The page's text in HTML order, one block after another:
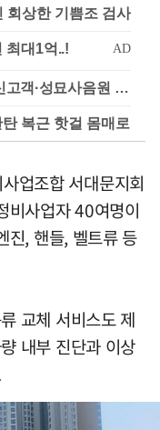
상한 기쁨조 검사
'가성비 워터밤' 한강수영장…문신고객·성묘사음원 민원
복근 핫걸 몸매로
업조합 서대문지회
비사업자 40여명이
진, 핸들, 벨트류 등
교체 서비스도 제
내부 진단과 이상